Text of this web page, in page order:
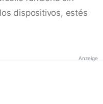
dispositivos, estés
Anzeige